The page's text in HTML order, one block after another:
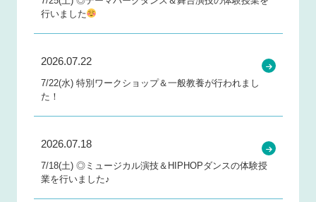
行いました
2026.07.22
7/22(水) 特別ワークショップ＆一般教養が行われまし
た！
2026.07.18
7/18(土) ◎ミュージカル演技＆HIPHOPダンスの体験授
業を行いました♪